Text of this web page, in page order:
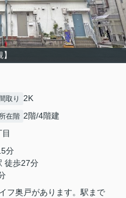
間取り 2K
所在階 2階/4階建
目
分
徒歩27分
フ奥戸があります。駅まで